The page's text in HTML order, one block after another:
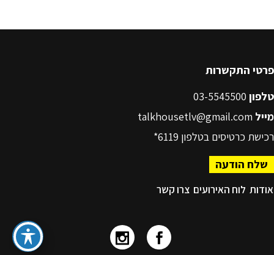
פרטי התקשרות
טלפון
מייל talkhousetlv@gmail.com
רכישת כרטיסים בטלפון 6119*
שלח הודעה
אודות לוח האירועים צרו קשר